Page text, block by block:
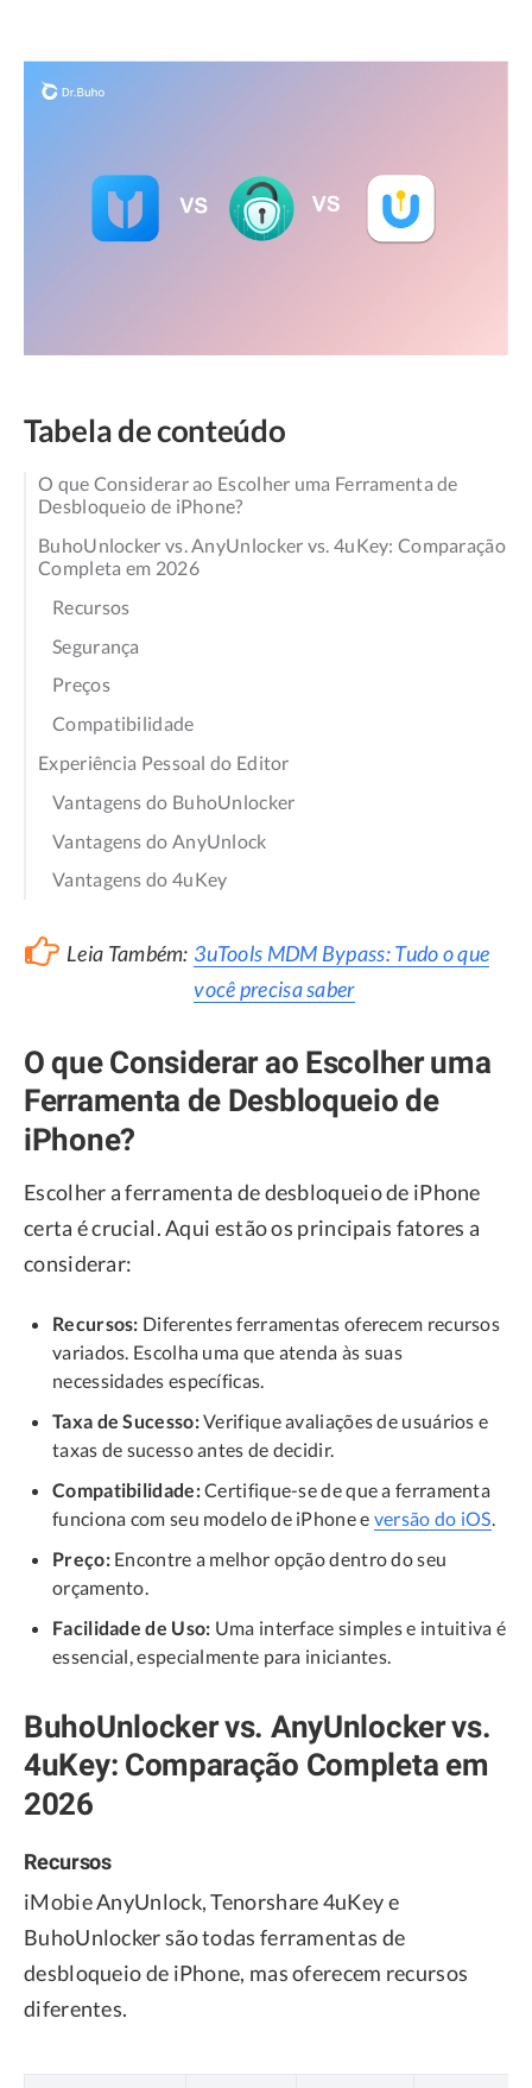
Tabela de conteúdo
O que Considerar ao Escolher uma Ferramenta de
Desbloqueio de iPhone?
BuhoUnlocker vs. AnyUnlocker vs. 4uKey: Comparação
Completa em 2026
Recursos
Segurança
Preços
Compatibilidade
Experiência Pessoal do Editor
Vantagens do BuhoUnlocker
Vantagens do AnyUnlock
Vantagens do 4uKey
Leia Também: 3uTools MDM Bypass: Tudo o que
você precisa saber
O que Considerar ao Escolher uma
Ferramenta de Desbloqueio de
iPhone?
Escolher a ferramenta de desbloqueio de iPhone
certa é crucial. Aqui estão os principais fatores a
considerar:
Recursos: Diferentes ferramentas oferecem recursos
variados. Escolha uma que atenda às suas
necessidades específicas.
Taxa de Sucesso:Verifique avaliações de usuários e
taxas de sucesso antes de decidir.
Compatibilidade:Certifique-se de que a ferramenta
funciona com seu modelo de iPhone e versão do iOS
Preço:Encontre a melhor opção dentro do seu
orçamento.
Facilidade de Uso: Uma interface simples e intuitiva é
essencial, especialmente para iniciantes.
BuhoUnlocker vs. AnyUnlocker vs.
4uKey: Comparação Completa em
2026
Recursos
iMobie AnyUnlock, Tenorshare 4uKey e
BuhoUnlocker são todas ferramentas de
desbloqueio de iPhone, mas oferecem recursos
diferentes.